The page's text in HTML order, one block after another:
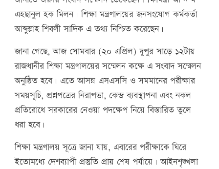
এহছানুল হক মিলন। শিক্ষা মন্ত্রণালয়ের জনসংযোগ কর্মকর্তা
আব্দুল্লাহ শিবলী সাদিক এ তথ্য নিশ্চিত করেছেন।
জানা গেছে, আজ সোমবার (২০ এপ্রিল) দুপুর সাড়ে ১২টায়
রাজধানীর শিক্ষা মন্ত্রণালয়ের সম্মেলন কক্ষে এ সংবাদ সম্মেলন
অনুষ্ঠিত হবে। এতে আসন্ন এসএসসি ও সমমানের পরীক্ষার
সময়সূচি, প্রশ্নপত্রের নিরাপত্তা, কেন্দ্র ব্যবস্থাপনা এবং নকল
প্রতিরোধে সরকারের নেওয়া পদক্ষেপ নিয়ে বিস্তারিত তুলে
ধরা হবে।
শিক্ষা মন্ত্রণালয় সূত্রে জানা যায়, এবারের পরীক্ষাকে ঘিরে
ইতোমধ্যে দেশব্যাপী প্রস্তুতি প্রায় শেষ পর্যায়ে। আইনশৃঙ্খলা